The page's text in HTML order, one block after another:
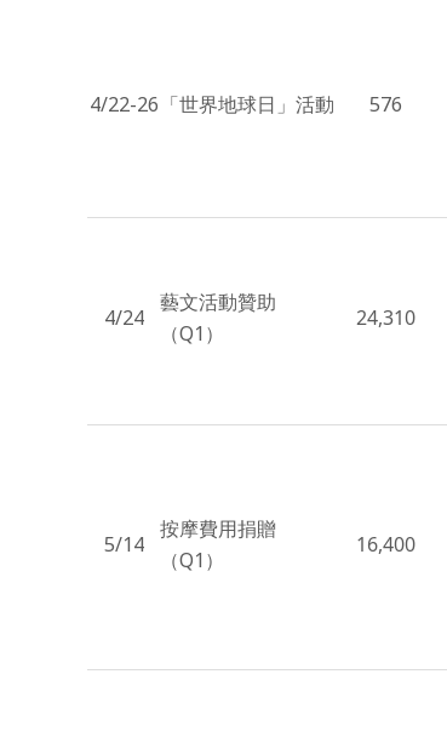
4/22-26 「世界地球日」活動 576
4/24
藝文活動贊助
（Q1）
24,310
5/14
按摩費用捐贈
（Q1）
16,400